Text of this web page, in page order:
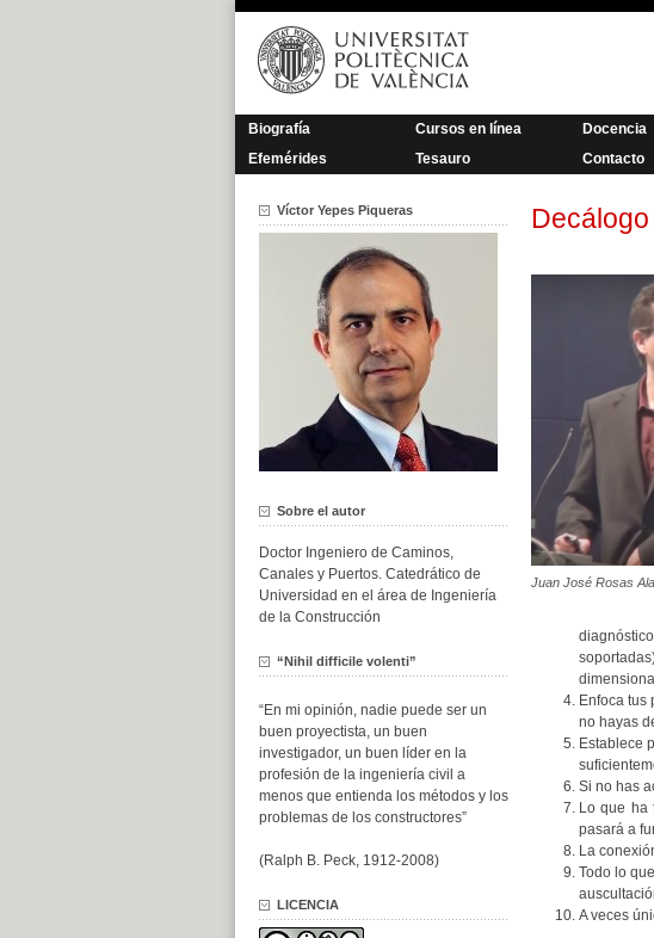
Saltar
contenido
Biografía Cursos en línea Docencia
Efemérides
Tesauro Contacto
Juan José Rosas
Enfoca
no hayas
Establece
Si no has
Lo que ha
pasará a
La
Todo lo
A veces
Víctor Yepes Piqueras
Sobre el autor
Doctor Ingeniero de Caminos,
Canales y Puertos. Catedrático de
Universidad en el área de Ingeniería
de la Construcción
“Nihil difficile volenti”
“En mi opinión, nadie puede ser un
buen proyectista, un buen
investigador, un buen líder en la
profesión de la ingeniería civil a
menos que entienda los métodos y los
problemas de los constructores”
(Ralph B. Peck, 1912-2008)
LICENCIA